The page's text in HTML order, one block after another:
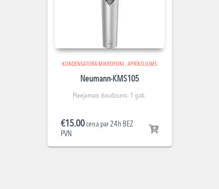
KONDENSATORA MIKROFONI , APRĪKOJUMS
Neumann-KMS105
Pieejamais daudzums- 1 gab.
€15.00cena par 24h BEZ
PVN